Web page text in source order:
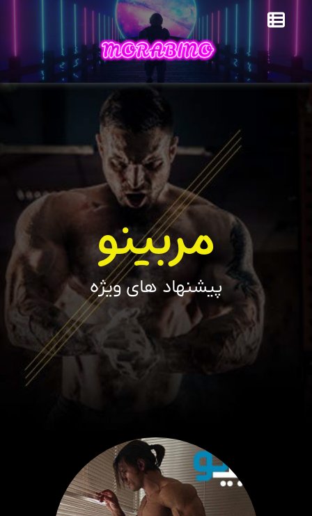
مربینو
پیشنهاد های ویژه